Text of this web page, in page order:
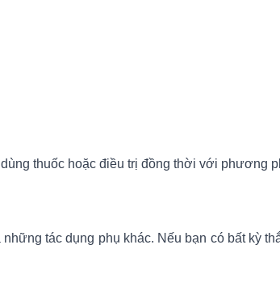
thuốc hoặc điều trị đồng thời với phương
tác dụng phụ khác. Nếu bạn có bất kỳ